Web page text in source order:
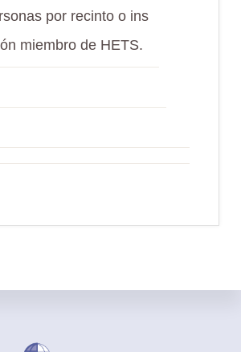
por recinto o ins
miembro de HETS.